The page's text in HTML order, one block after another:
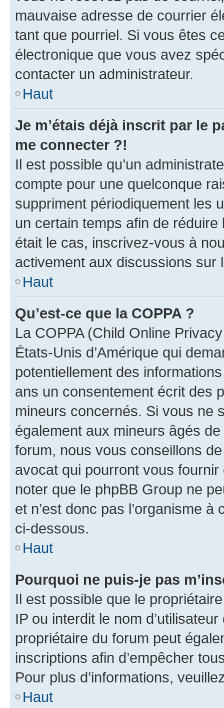
mauvaise adresse de courrier
tant que pourriel. Si vous êtes
électronique que vous avez
contacter un administrateur.
Haut
Je m’étais déjà inscrit par le
me connecter ?!
Il est possible qu’un
compte pour une quelconque
suppriment périodiquement les
un certain temps afin de
était le cas, inscrivez-vous à
activement aux discussions sur
Haut
Qu’est-ce que la COPPA ?
La COPPA (Child Online
États-Unis d’Amérique qui
potentiellement des
ans un consentement écrit des
mineurs concernés. Si vous ne
également aux mineurs âgés
forum, nous vous conseillons
avocat qui pourront vous
noter que le phpBB Group ne
et n’est donc pas l’organisme
ci-dessous.
Haut
Pourquoi ne puis-je pas
Il est possible que le
IP ou interdit le nom
propriétaire du forum peut
inscriptions afin d’empêcher
Pour plus d’informations,
Haut